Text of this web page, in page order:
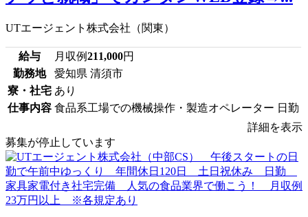
UTエージェント株式会社（関東）
給与 月収例211,000円
勤務地
愛知県 清須市
寮・社宅 あり
仕事内容 食品系工場での機械操作・製造オペレーター 日勤
詳細を表示
募集が停止しています